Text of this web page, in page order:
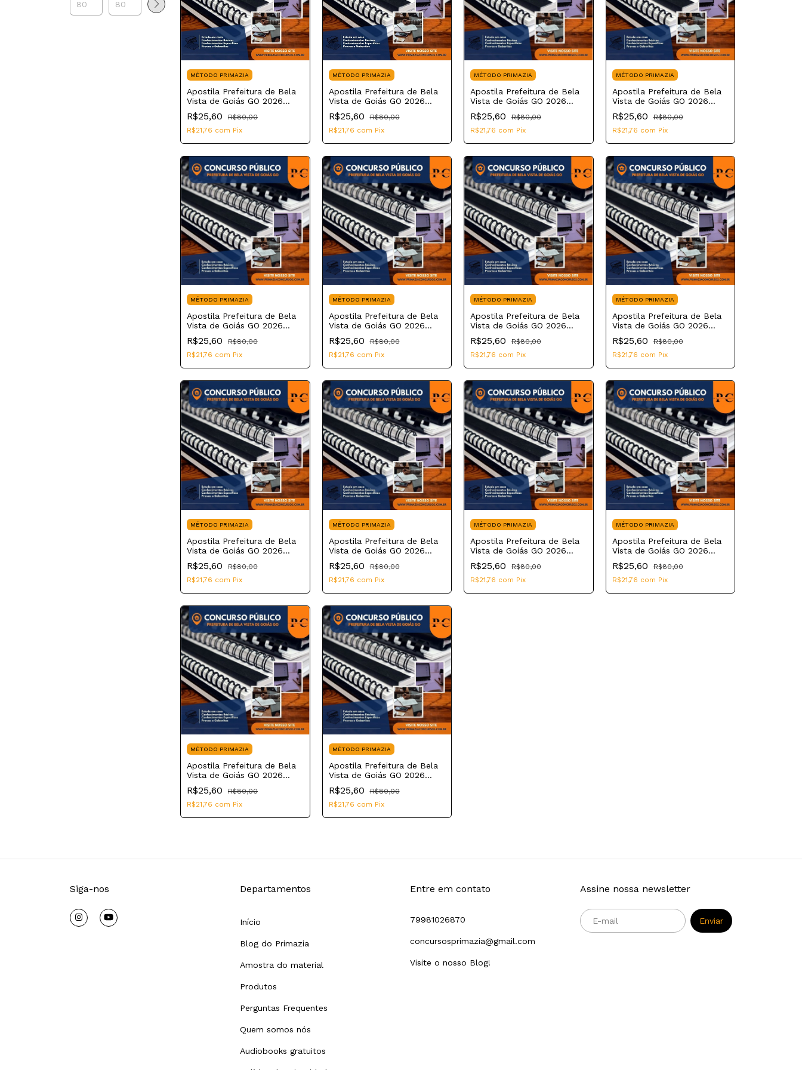
MÉTODO PRIMAZIA
Apostila Prefeitura de Bela
Vista de Goiás GO 2026
Técnico em Radiologia
R$25,60
R$80,00
R$21,76 com Pix
MÉTODO PRIMAZIA
Apostila Prefeitura de Bela
Vista de Goiás GO 2026
Professor de Educação
Física
R$25,60
R$80,00
R$21,76 com Pix
MÉTODO PRIMAZIA
Apostila Prefeitura de Bela
Vista de Goiás GO 2026
Enfermeiro
R$25,60
R$80,00
R$21,76 com Pix
MÉTODO PRIMAZIA
Apostila Prefeitura de Bela
Vista de Goiás GO 2026
Vigia
R$25,60
R$80,00
R$21,76 com Pix
MÉTODO PRIMAZIA
Apostila Prefeitura de Bela
Vista de Goiás GO 2026
Motorista
R$25,60
R$80,00
R$21,76 com Pix
MÉTODO PRIMAZIA
Apostila Prefeitura de Bela
Vista de Goiás GO 2026
Psicólogo
R$25,60
R$80,00
R$21,76 com Pix
MÉTODO PRIMAZIA
Apostila Prefeitura de Bela
Vista de Goiás GO 2026
Profissional de Educação II
R$25,60
R$80,00
R$21,76 com Pix
MÉTODO PRIMAZIA
Apostila Prefeitura de Bela
Vista de Goiás GO 2026
Nutricionista
R$25,60
R$80,00
R$21,76 com Pix
MÉTODO PRIMAZIA
Apostila Prefeitura de Bela
Vista de Goiás GO 2026
Fisioterapeuta
R$25,60
R$80,00
R$21,76 com Pix
MÉTODO PRIMAZIA
Apostila Prefeitura de Bela
Vista de Goiás GO 2026
Assistente Social
R$25,60
R$80,00
R$21,76 com Pix
MÉTODO PRIMAZIA
Apostila Prefeitura de Bela
Vista de Goiás GO 2026
Técnico em Enfermagem
R$25,60
R$80,00
R$21,76 com Pix
MÉTODO PRIMAZIA
Apostila Prefeitura de Bela
Vista de Goiás GO 2026
Fiscal de Vigilância Sanitária
R$25,60
R$80,00
R$21,76 com Pix
MÉTODO PRIMAZIA
Apostila Prefeitura de Bela
Vista de Goiás GO 2026
Auxiliar de Consultório
Odontológico
R$25,60
R$80,00
R$21,76 com Pix
MÉTODO PRIMAZIA
Apostila Prefeitura de Bela
Vista de Goiás GO 2026
Monitor
R$25,60
R$80,00
R$21,76 com Pix
Siga-nos Departamentos
Início
Blog do Primazia
Amostra do material
Produtos
Perguntas Frequentes
Quem somos nós
Audiobooks gratuitos
Entre em contato
79981026870
concursosprimazia@gmail.com
Visite o nosso Blog!
Assine nossa newsletter